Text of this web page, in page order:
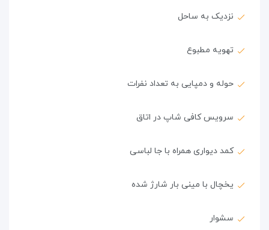
نزدیک به ساحل
تهویه مطبوع
حوله و دمپایی به تعداد نفرات
سرویس کافی شاپ در اتاق
کمد دیواری همراه با جا لباسی
یخچال با مینی بار شارژ شده
سشوار